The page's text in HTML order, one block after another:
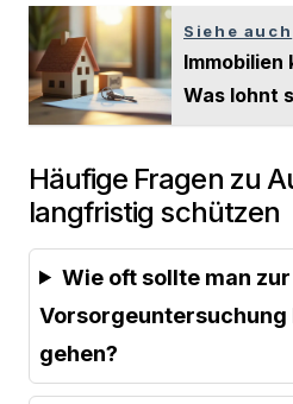
Siehe auch
Immobilien
Was lohnt
Häufige Fragen zu
langfristig schützen
Wie oft sollte man zur
Vorsorgeuntersuchung
gehen?